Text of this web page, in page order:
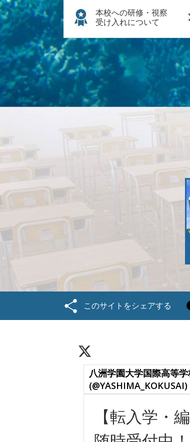
本校への研修・視察
受け入れについて
このサイトをシェアする